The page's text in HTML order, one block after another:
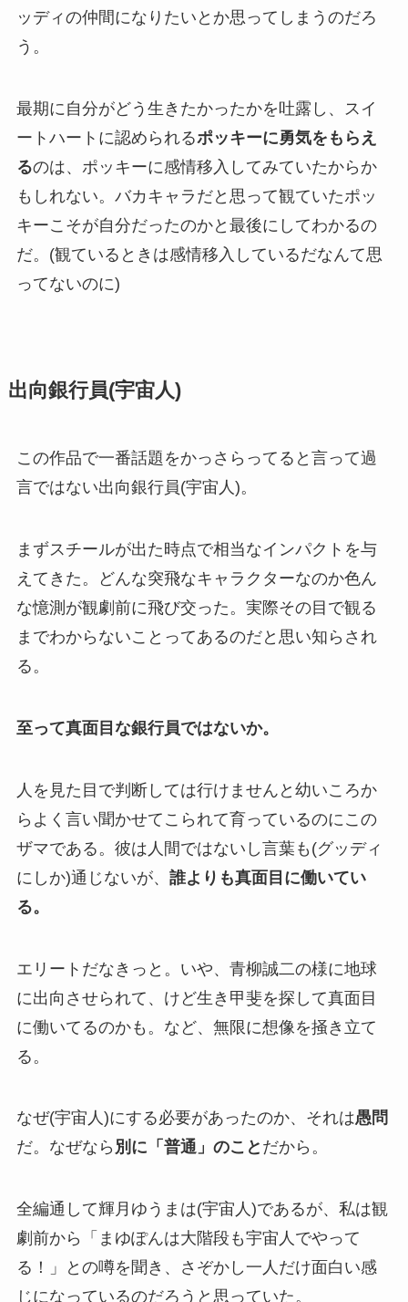
ッディの仲間になりたいとか思ってしまうのだろ
う。
最期に自分がどう生きたかったかを吐露し、スイ
ートハートに認められるポッキーに勇気をもらえ
るのは、ポッキーに感情移入してみていたからか
もしれない。バカキャラだと思って観ていたポッ
キーこそが自分だったのかと最後にしてわかるの
だ。(観ているときは感情移入しているだなんて思
ってないのに)
出向銀行員(宇宙人)
この作品で一番話題をかっさらってると言って過
言ではない出向銀行員(宇宙人)。
まずスチールが出た時点で相当なインパクトを与
えてきた。どんな突飛なキャラクターなのか色ん
な憶測が観劇前に飛び交った。実際その目で観る
までわからないことってあるのだと思い知らされ
る。
至って真面目な銀行員ではないか。
人を見た目で判断しては行けませんと幼いころか
らよく言い聞かせてこられて育っているのにこの
ザマである。彼は人間ではないし言葉も(グッディ
にしか)通じないが、 誰よりも真面目に働いてい
る。
エリートだなきっと。いや、青柳誠二の様に地球
に出向させられて、けど生き甲斐を探して真面目
に働いてるのかも。など、無限に想像を掻き立て
る。
なぜ(宇宙人)にする必要があったのか、それは愚問
だ。なぜなら 別に「普通」のこと だから。
全編通して輝月ゆうまは(宇宙人)であるが、私は観
劇前から「まゆぽんは大階段も宇宙人でやって
る！」との噂を聞き、さぞかし一人だけ面白い感
じになっているのだろうと思っていた。